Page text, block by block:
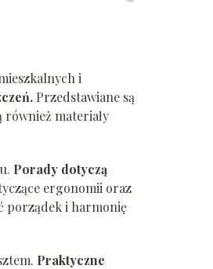
i
Przedstawiane są
materiały
Porady dotyczą
ergonomii oraz
porządek i harmonię
Praktyczne